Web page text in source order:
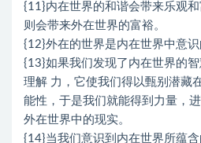
{11}内在世界的和谐会带来乐观
则会带来外在世界的富裕。
{12}外在的世界是内在世界中意识
{13}如果我们发现了内在世界的
理解 力，它使我们得以甄别潜藏
能性，于是我们就能得到力量，
外在世界中的现实。
{14}当我们意识到内在世界所蕴